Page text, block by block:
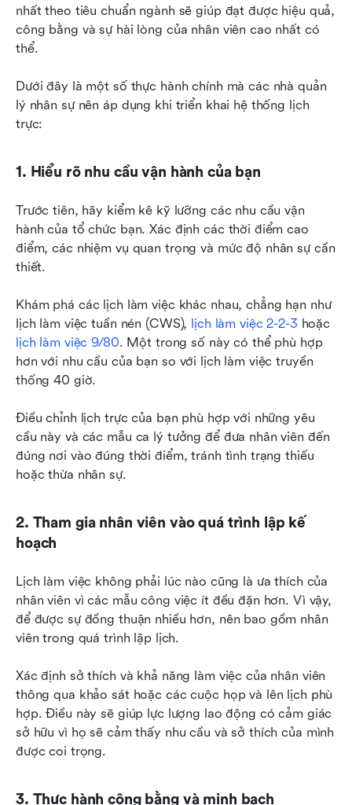
nhất theo tiêu chuẩn ngành sẽ giúp đạt được hiệu quả,
công bằng và sự hài lòng của nhân viên cao nhất có
thể.
Dưới đây là một số thực hành chính mà các nhà quản
lý nhân sự nên áp dụng khi triển khai hệ thống lịch
trực:
1. Hiểu rõ nhu cầu vận hành của bạn
Trước tiên, hãy kiểm kê kỹ lưỡng các nhu cầu vận
hành của tổ chức bạn. Xác định các thời điểm cao
điểm, các nhiệm vụ quan trọng và mức độ nhân sự cần
thiết.
Khám phá các lịch làm việc khác nhau, chẳng hạn như
lịch làm việc tuần nén (CWS), lịch làm việc 2-2-3
lịch làm việc 9/80. Một trong số này có thể phù hợp
hơn với nhu cầu của bạn so với lịch làm việc truyền
thống 40 giờ.
Điều chỉnh lịch trực của bạn phù hợp với những yêu
cầu này và các mẫu ca lý tưởng để đưa nhân viên đến
đúng nơi vào đúng thời điểm, tránh tình trạng thiếu
hoặc thừa nhân sự.
2. Tham gia nhân viên vào quá trình lập kế
hoạch
Lịch làm việc không phải lúc nào cũng là ưa thích của
nhân viên vì các mẫu công việc ít đều đặn hơn. Vì vậy,
để được sự đồng thuận nhiều hơn, nên bao gồm nhân
viên trong quá trình lập lịch.
Xác định sở thích và khả năng làm việc của nhân viên
thông qua khảo sát hoặc các cuộc họp và lên lịch phù
hợp. Điều này sẽ giúp lực lượng lao động có cảm giác
sở hữu vì họ sẽ cảm thấy nhu cầu và sở thích của mình
được coi trọng.
3. Thực hành công bằng và minh bạch